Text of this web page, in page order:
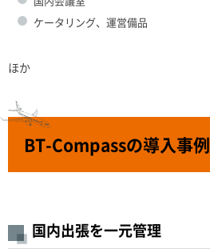
ケータリング、運営備品
ほか
BT-Compassの導入事例
国内出張を一元管理